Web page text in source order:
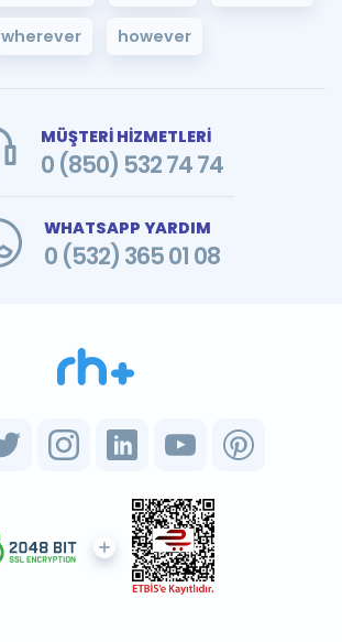
wherever however
MÜŞTERİ HİZMETLERİ
0 (850) 532 74 74
WHATSAPP YARDIM
0 (532) 365 01 08